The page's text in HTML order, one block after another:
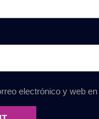
electrónico y web